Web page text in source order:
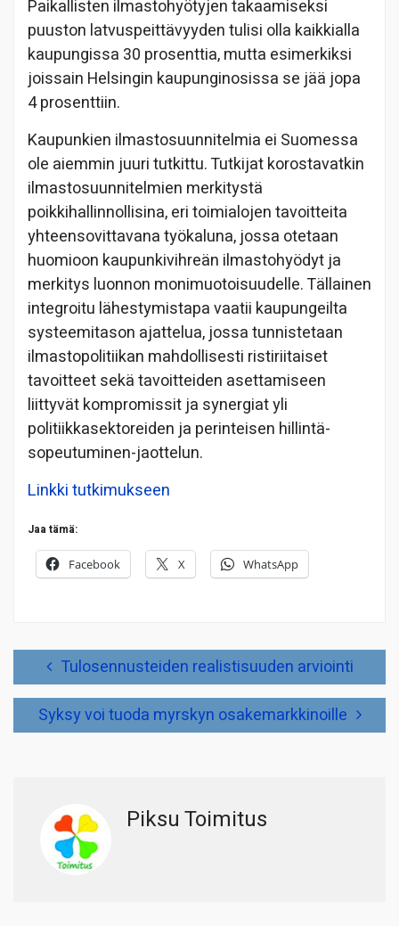
Paikallisten ilmastohyötyjen takaamiseksi
puuston latvuspeittävyyden tulisi olla kaikkialla
kaupungissa 30 prosenttia, mutta esimerkiksi
joissain Helsingin kaupunginosissa se jää jopa
4 prosenttiin.
Kaupunkien ilmastosuunnitelmia ei Suomessa
ole aiemmin juuri tutkittu. Tutkijat korostavatkin
ilmastosuunnitelmien merkitystä
poikkihallinnollisina, eri toimialojen tavoitteita
yhteensovittavana työkaluna, jossa otetaan
huomioon kaupunkivihreän ilmastohyödyt ja
merkitys luonnon monimuotoisuudelle. Tällainen
integroitu lähestymistapa vaatii kaupungeilta
systeemitason ajattelua, jossa tunnistetaan
ilmastopolitiikan mahdollisesti ristiriitaiset
tavoitteet sekä tavoitteiden asettamiseen
liittyvät kompromissit ja synergiat yli
politiikkasektoreiden ja perinteisen hillintä-
sopeutuminen-jaottelun.
Linkki tutkimukseen
Jaa tämä:
Facebook X WhatsApp
ArtikkelienTulosennusteiden realistisuuden arviointi
Syksy voi tuoda myrskyn osakemarkkinoille
Piksu Toimitus